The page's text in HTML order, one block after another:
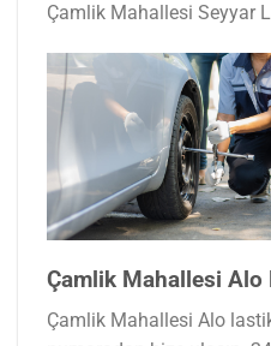
Çamlik Mahallesi Seyyar
Çamlik Mahallesi Alo
Çamlik Mahallesi Alo